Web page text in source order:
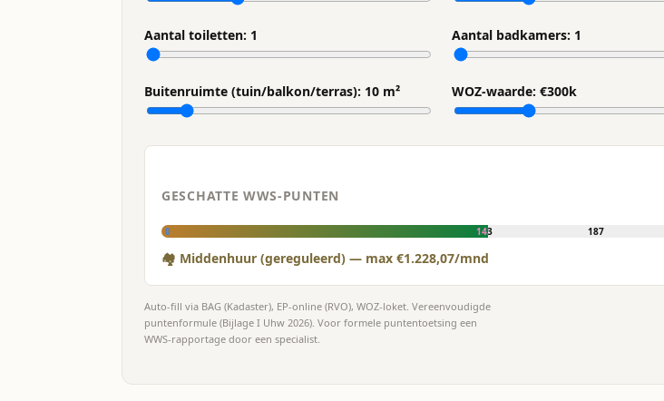
Aantal toiletten: 1 Aantal badkamers: 1
Buitenruimte (tuin/balkon/terras): 10 m² WOZ-waarde: €300k
GESCHATTE WWS-PUNTEN
0 143 187
🏘 Middenhuur (gereguleerd) — max €1.228,07/mnd
Auto-fill via BAG (Kadaster), EP-online (RVO), WOZ-loket. Vereenvoudigde
puntenformule (Bijlage I Uhw 2026). Voor formele puntentoetsing een
WWS-rapportage door een specialist.